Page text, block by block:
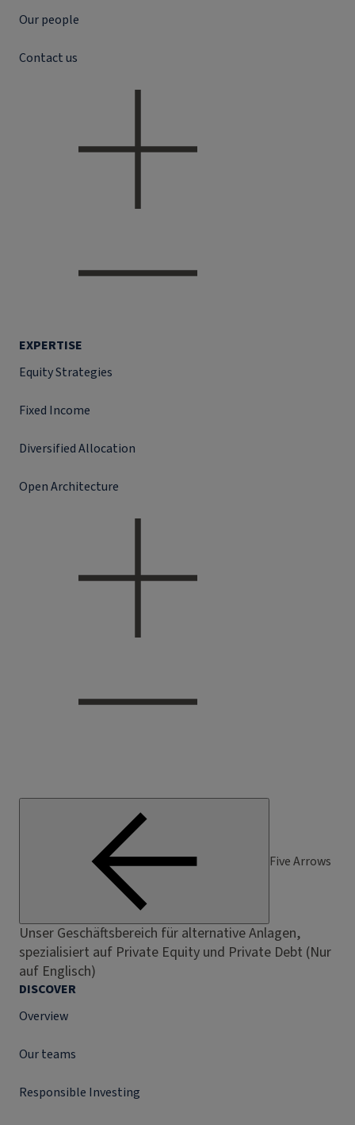
Our people
Contact us
EXPERTISE
Equity Strategies
Fixed Income
Diversified Allocation
Open Architecture
Five Arrows
Unser Geschäftsbereich für alternative Anlagen,
spezialisiert auf Private Equity und Private Debt (Nur
auf Englisch)
DISCOVER
Overview
Our teams
Responsible Investing